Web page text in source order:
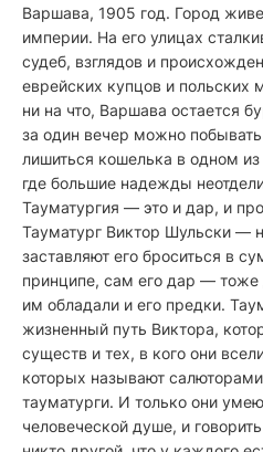
Варшава, 1905 год. Город
империи. На его улицах
судеб, взглядов и
еврейских купцов и
ни на что, Варшава остается
за один вечер можно
лишиться кошелька в одном
где большие надежды
Тауматургия — это и дар, и
Тауматург Виктор Шульски —
заставляют его броситься в
принципе, сам его дар — тоже
им обладали и его предки.
жизненный путь Виктора,
существ и тех, в кого они
которых называют
тауматурги. И только они
человеческой душе, и